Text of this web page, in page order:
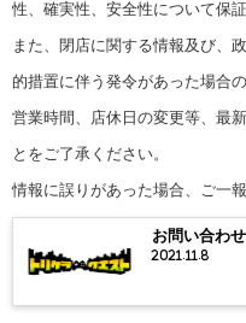
性、確実性、安全性について保
また、閉店に関する情報及び、
的措置に伴う発令があった場合の
営業時間、店休日の変更等、最
とをご了承ください。
情報に誤りがあった場合、ご一
お問い合わせ
2021.11.8